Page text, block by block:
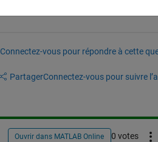
Connectez-vous pour répondre à cette
PartagerConnectez-vous pour suivre
Ouvrir dans MATLAB Online 0 votes